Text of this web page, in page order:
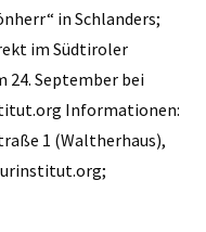
in Schlanders;
im Südtiroler
September bei
Informationen:
1 (Waltherhaus),